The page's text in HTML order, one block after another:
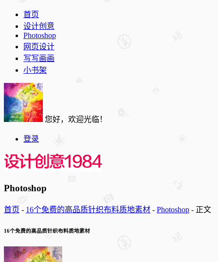
首页
设计创意
Photoshop
网页设计
写写画画
小书架
您好，欢迎光临！
登录
Photoshop
首页 - 16个免费的高品质针织布料质地素材 - Photoshop - 正文
16个免费的高品质针织布料质地素材